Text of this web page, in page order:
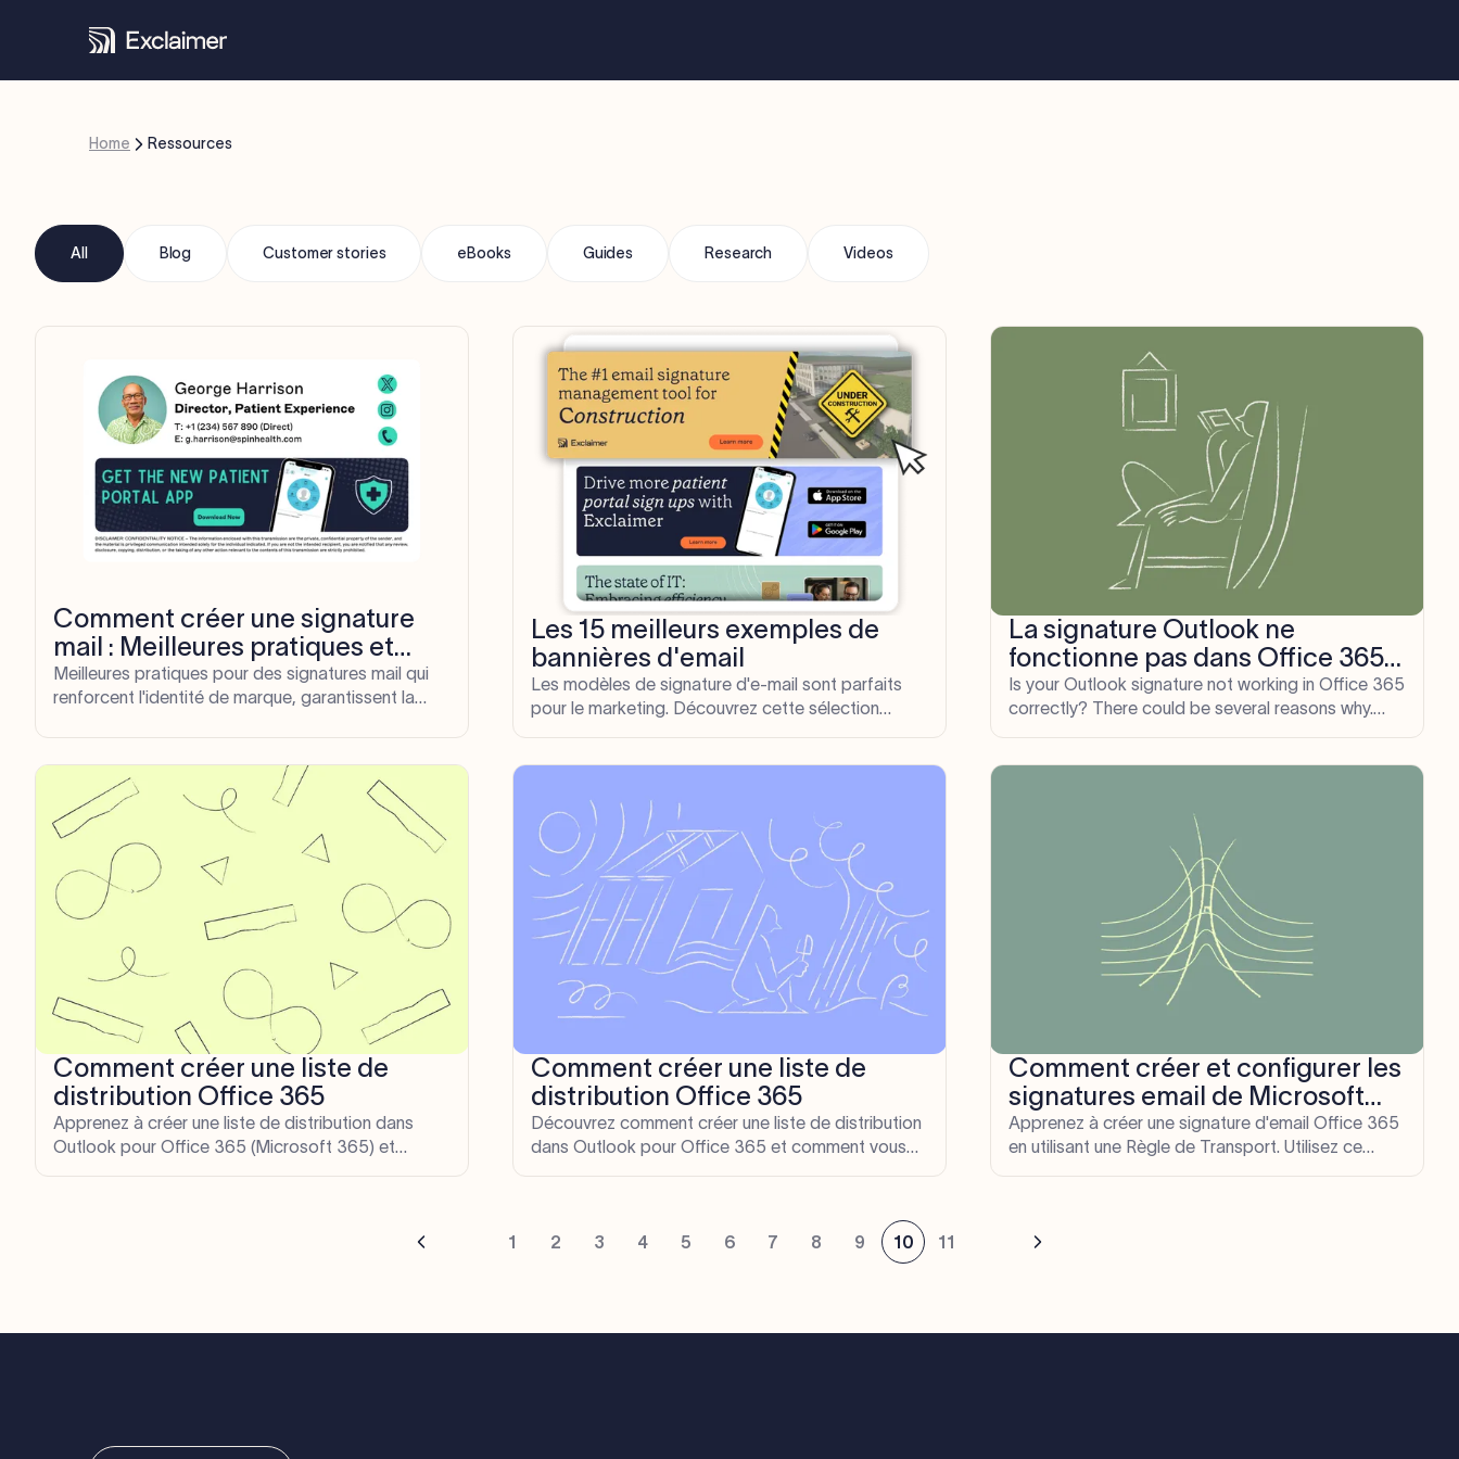
Home Ressources
All Blog Customer stories eBooks Guides Research Videos
Comment créer une signature
mail : Meilleures pratiques et
exemples
Meilleures pratiques pour des signatures mail qui
renforcent l'identité de marque, garantissent la
votre communication professionnelle dès
aujourd'hui.
Les 15 meilleurs exemples de
bannières d'email
Les modèles de signature d'e-mail sont parfaits
pour le marketing. Découvrez cette sélection
La signature Outlook ne
fonctionne pas dans Office 365 ?
Voici la solution
Is your Outlook signature not working in Office 365
correctly? There could be several reasons why.
Comment créer une liste de
distribution Office 365
Apprenez à créer une liste de distribution dans
Outlook pour Office 365 (Microsoft 365) et
Comment créer une liste de
distribution Office 365
Découvrez comment créer une liste de distribution
dans Outlook pour Office 365 et comment vous
Comment créer et configurer les
signatures email de Microsoft
Office 365/Outlook
Apprenez à créer une signature d'email Office 365
en utilisant une Règle de Transport. Utilisez ce
1 2 3 4 5 6 7 8 9 10 11